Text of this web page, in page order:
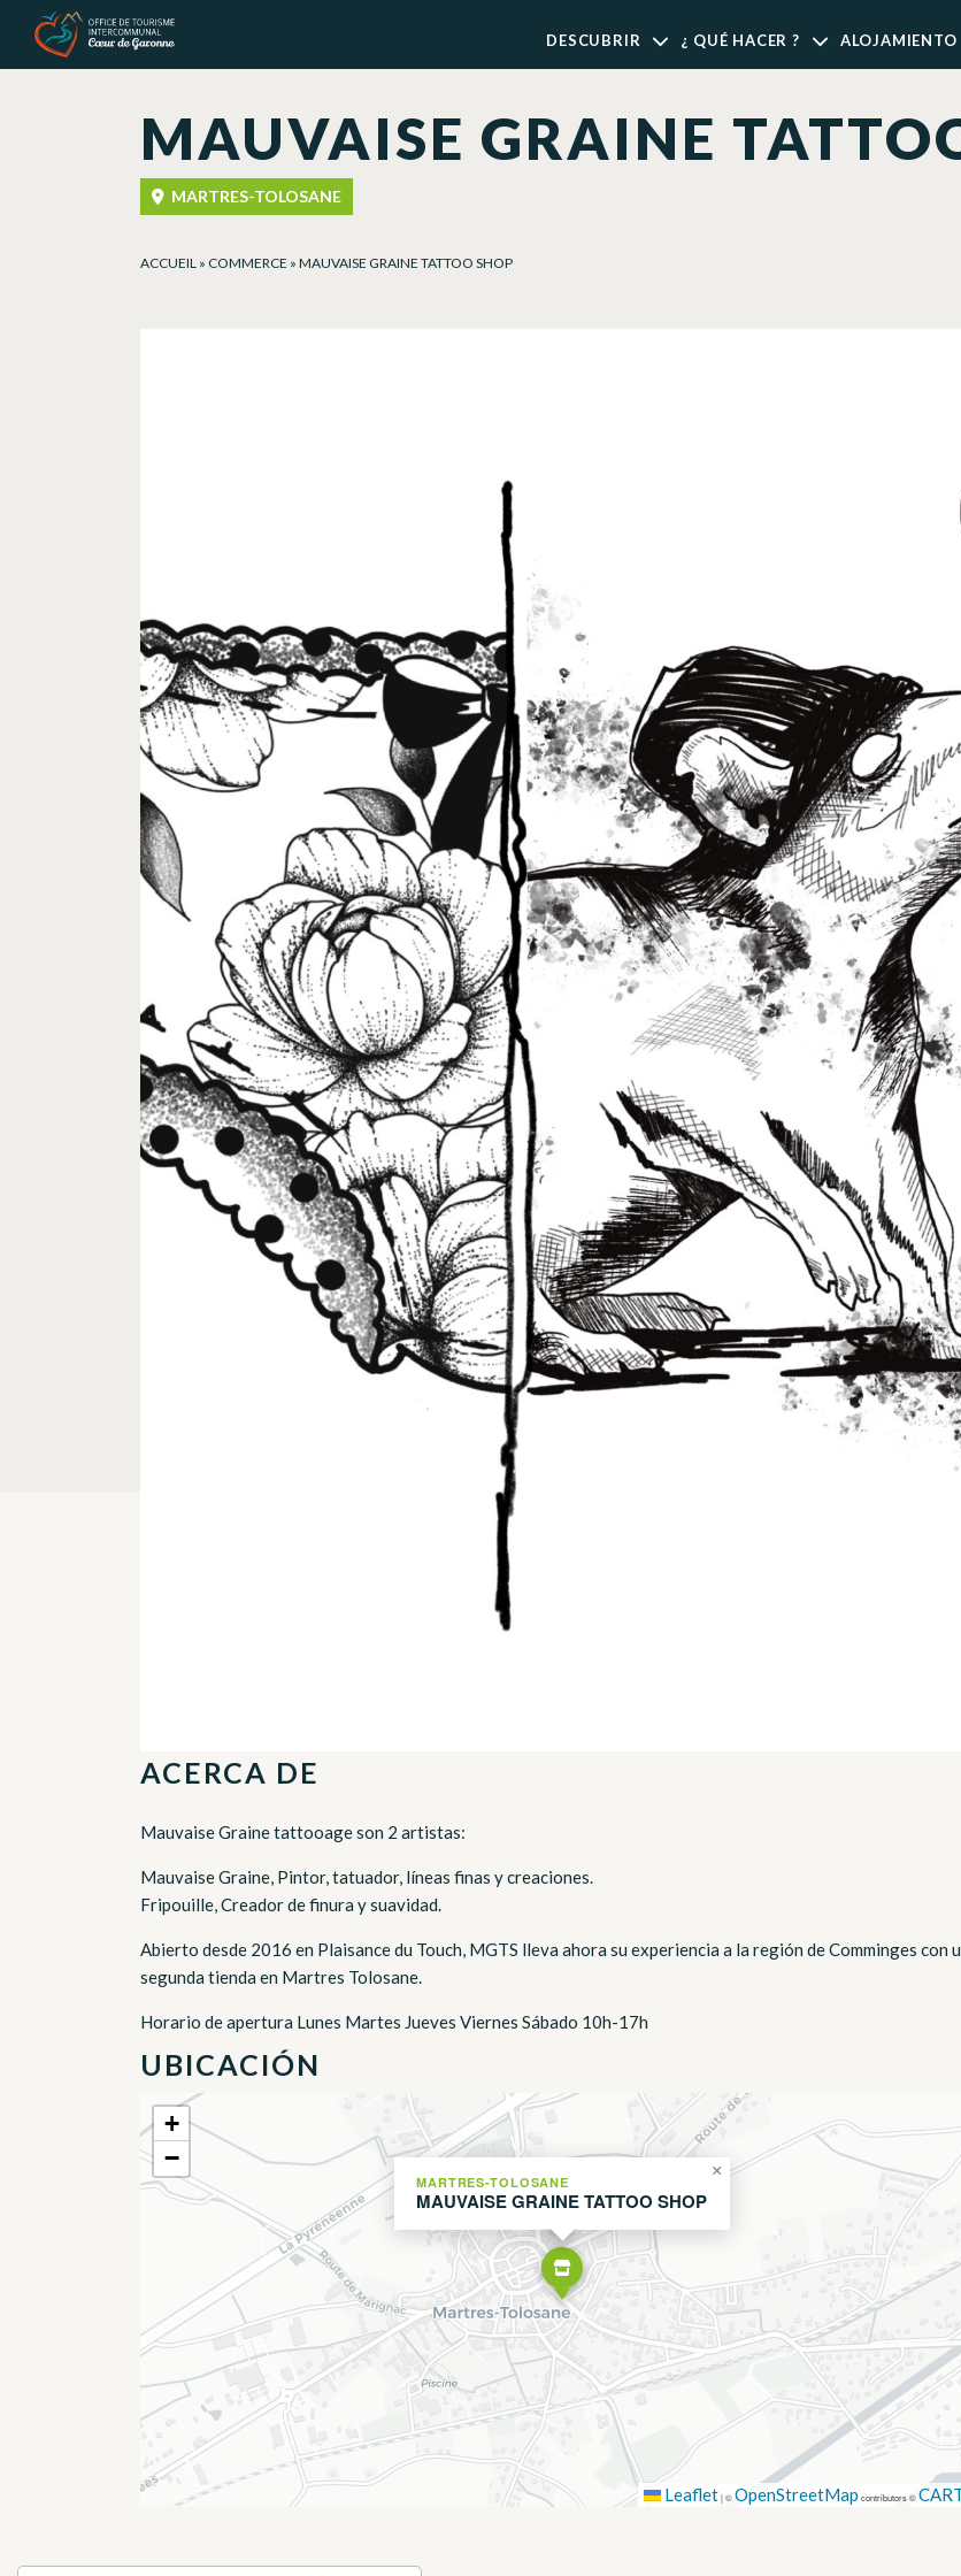
DESCUBRIR ¿ QUÉ HACER ? ALOJAMIENTO
MAUVAISE GRAINE
MARTRES-TOLOSANE
ACCUEIL » COMMERCE » MAUVAISE GRAINE TATTOO SHOP
ACERCA DE
Mauvaise Graine tattooage son 2 artistas:
Mauvaise Graine, Pintor, tatuador, líneas finas y creaciones.
Fripouille, Creador de finura y suavidad.
Abierto desde 2016 en Plaisance du Touch, MGTS lleva ahora su experiencia a la región de Comminges con
segunda tienda en Martres Tolosane.
Horario de apertura Lunes Martes Jueves Viernes Sábado 10h-17h
UBICACIÓN
MARTRES-TOLOSANE
MAUVAISE GRAINE TATTOO SHOP
×
+
−
Leaflet |©OpenStreetMap contributors ©
Panel de gestión de cookies